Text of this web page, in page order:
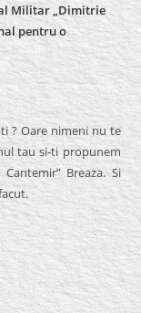
Militar „Dimitrie
pentru o
? Oare nimeni nu te
tau si-ti propunem
Breaza. Si